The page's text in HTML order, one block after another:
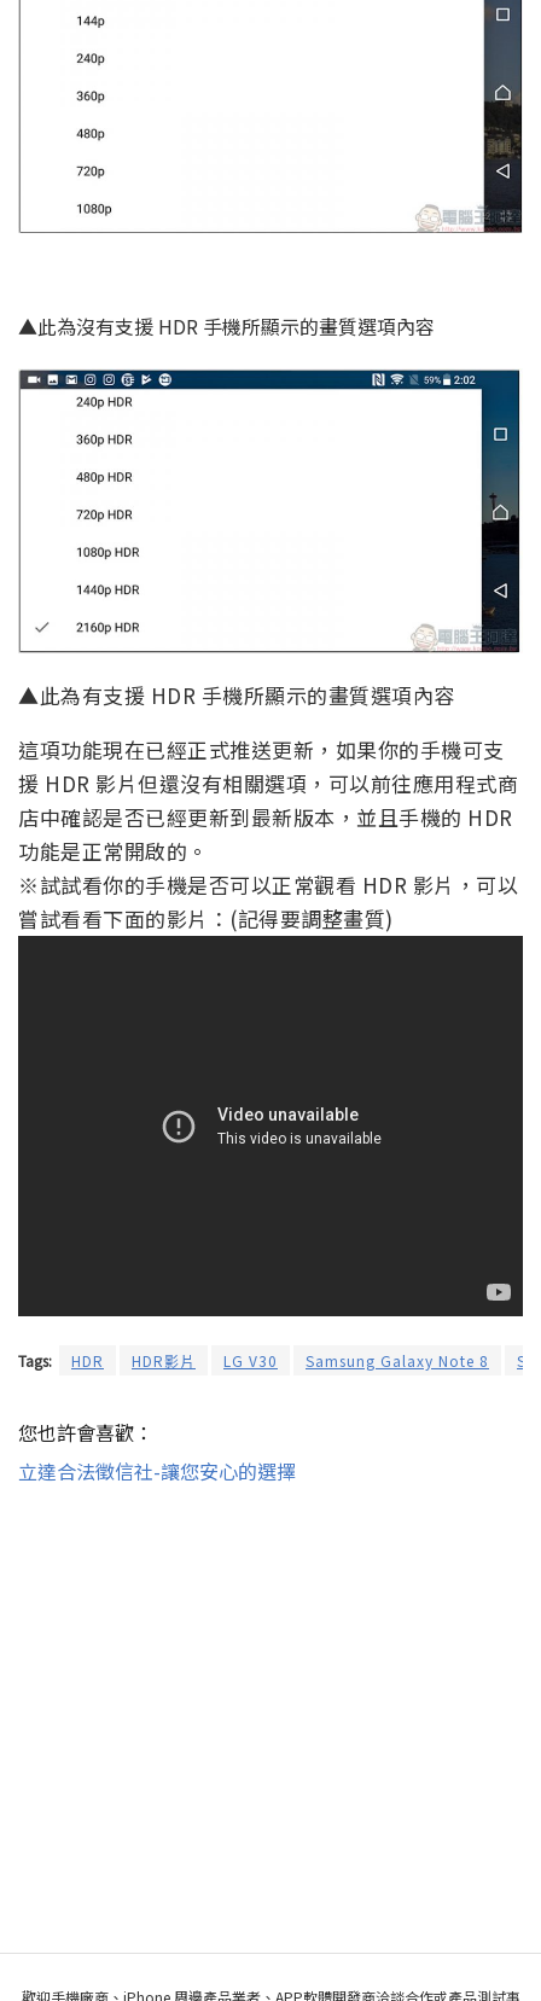
▲此為沒有支援 HDR 手機所顯示的畫質選項內容
▲此為有支援 HDR 手機所顯示的畫質選項內容
這項功能現在已經正式推送更新，如果你的手機可支
援 HDR 影片但還沒有相關選項，可以前往應用程式商
店中確認是否已經更新到最新版本，並且手機的 HDR
功能是正常開啟的。
※試試看你的手機是否可以正常觀看 HDR 影片，可以
嘗試看看下面的影片：(記得要調整畫質)
Tags: HDR HDR影片 LG V30 Samsung Galaxy Note 8
您也許會喜歡：
立達合法徵信社-讓您安心的選擇
歡迎手機廠商、iPhone 周邊產品業者、APP軟體開發商洽談合作或產品測試事